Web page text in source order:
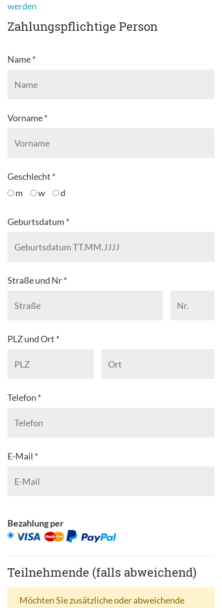
werden
Zahlungspflichtige Person
Name *
Vorname *
Geschlecht *
m
w d
Geburtsdatum *
Straße und Nr *
PLZ und Ort *
Telefon *
E-Mail *
Bezahlung per
Teilnehmende (falls abweichend)
Möchten Sie zusätzliche oder abweichende